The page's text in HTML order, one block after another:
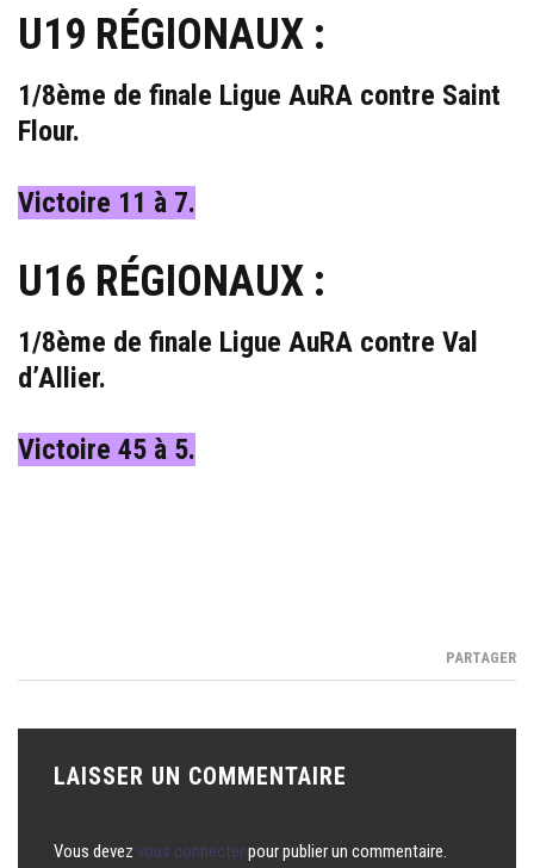
U19 RÉGIONAUX :
1/8ème de finale Ligue AuRA contre Saint
Flour.
Victoire 11 à 7.
U16 RÉGIONAUX :
1/8ème de finale Ligue AuRA contre Val
d’Allier.
Victoire 45 à 5.
PARTAGER
LAISSER UN COMMENTAIRE
Vous devez vous connecterpour publier un commentaire.